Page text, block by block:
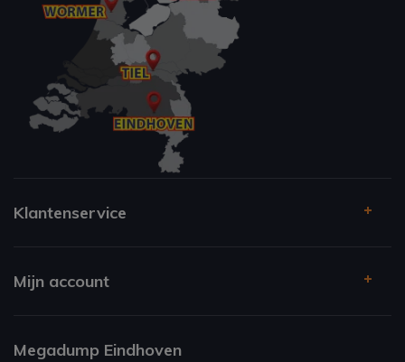
Klantenservice
Mijn account
Megadump Eindhoven